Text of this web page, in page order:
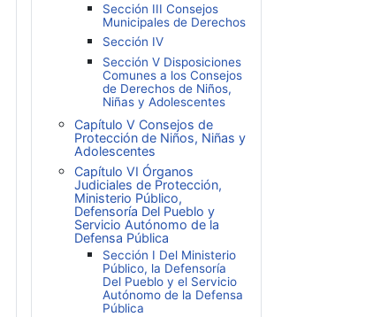
Sección III Consejos
Municipales de Derechos
Sección IV
Sección V Disposiciones
Comunes a los Consejos
de Derechos de Niños,
Niñas y Adolescentes
Capítulo V Consejos de
Protección de Niños, Niñas y
Adolescentes
Capítulo VI Órganos
Judiciales de Protección,
Ministerio Público,
Defensoría Del Pueblo y
Servicio Autónomo de la
Defensa Pública
Sección I Del Ministerio
Público, la Defensoría
Del Pueblo y el Servicio
Autónomo de la Defensa
Pública